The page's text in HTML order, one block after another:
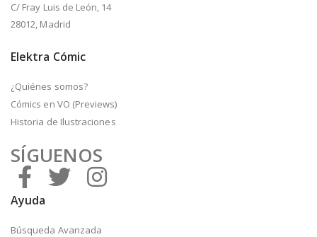
C/ Fray Luis de León, 14
28012, Madrid
Elektra Cómic
¿Quiénes somos?
Cómics en VO (Previews)
Historia de Ilustraciones
SÍGUENOS
Ayuda
Búsqueda Avanzada